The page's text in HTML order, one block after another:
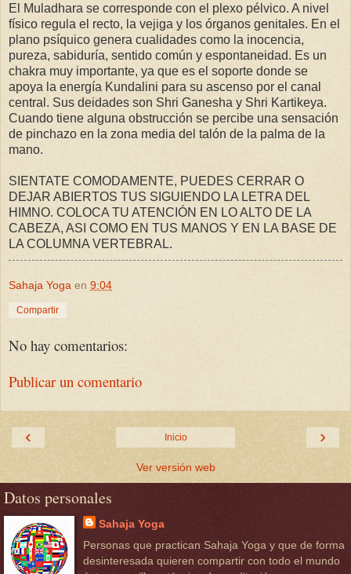
El Muladhara se corresponde con el plexo pélvico. A nivel
físico regula el recto, la vejiga y los órganos genitales. En el
plano psíquico genera cualidades como la inocencia,
pureza, sabiduría, sentido común y espontaneidad. Es un
chakra muy importante, ya que es el soporte donde se
apoya la energía Kundalini para su ascenso por el canal
central. Sus deidades son Shri Ganesha y Shri Kartikeya.
Cuando tiene alguna obstrucción se percibe una sensación
de pinchazo en la zona media del talón de la palma de la
mano.
SIENTATE COMODAMENTE, PUEDES CERRAR O
DEJAR ABIERTOS TUS SIGUIENDO LA LETRA DEL
HIMNO. COLOCA TU ATENCIÓN EN LO ALTO DE LA
CABEZA, ASI COMO EN TUS MANOS Y EN LA BASE DE
LA COLUMNA VERTEBRAL.
Sahaja Yoga en 9:04
Compartir
No hay comentarios:
Publicar un comentario
‹ ›
Inicio
Ver versión web
Datos personales
Sahaja Yoga
Personas que practican Sahaja Yoga y que de forma
desinteresada quieren compartir con todo el mundo